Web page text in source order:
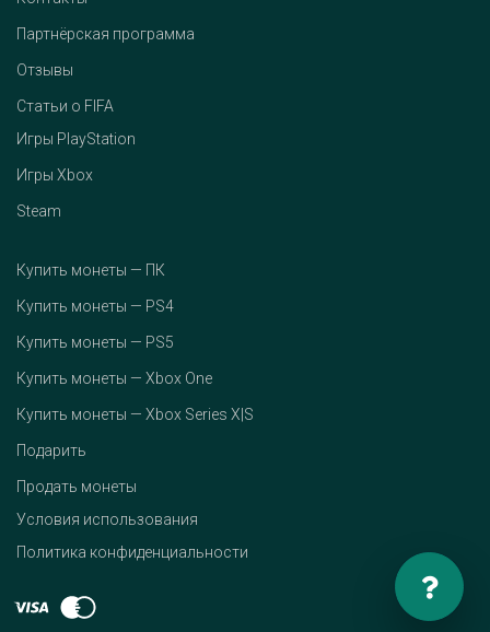
Партнёрская программа
Отзывы
Статьи о FIFA
Игры PlayStation
Игры Xbox
Steam
Купить монеты — ПК
Купить монеты — PS4
Купить монеты — PS5
Купить монеты — Xbox One
Купить монеты — Xbox Series X|S
Подарить
Продать монеты
Условия использования
Политика конфиденциальности